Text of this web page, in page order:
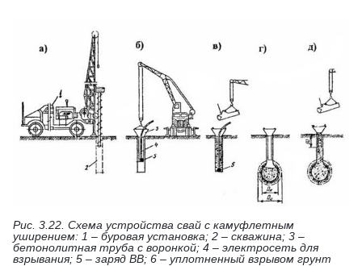
Рис. 3.22. Схема устройства свай с камуфлетным
уширением: 1 – буровая установка; 2 – скважина; 3 –
бетонолитная труба с воронкой; 4 – электросеть для
взрывания; 5 – заряд ВВ; 6 – уплотненный взрывом грунт